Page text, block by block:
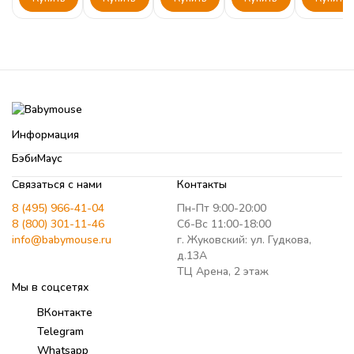
Информация
БэбиМаус
Связаться с нами
8 (495) 966-41-04
8 (800) 301-11-46
info@babymouse.ru
Контакты
Пн-Пт 9:00-20:00
Сб-Вс 11:00-18:00
г. Жуковский: ул. Гудкова,
д.13А
ТЦ Арена, 2 этаж
Мы в соцсетях
ВКонтакте
Telegram
Whatsapp